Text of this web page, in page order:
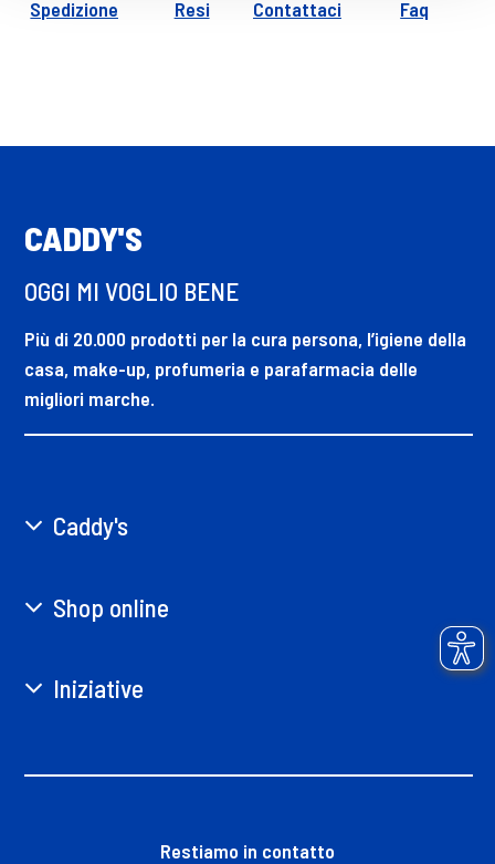
Spedizione Resi Contattaci Faq
CADDY'S
OGGI MI VOGLIO BENE
Più di 20.000 prodotti per la cura persona, l’igiene della
casa, make-up, profumeria e parafarmacia delle
migliori marche.
Caddy's
Shop online
Iniziative
Restiamo in contatto